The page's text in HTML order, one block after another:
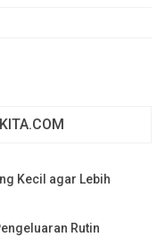
Kecil agar Lebih
Rutin